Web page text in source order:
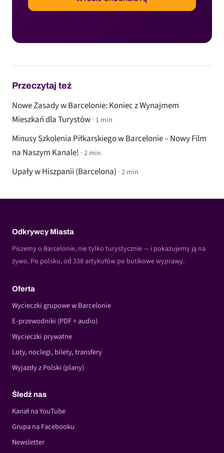
Przeczytaj też
Nowe Zasady w Barcelonie: Koniec z Wynajmem
Mieszkań dla Turystów · 1 min
Minusy Szkolenia Piłkarskiego w Barcelonie – Nowy Film
na Naszym Kanale! · 2 min
Upały w Hiszpanii (Barcelona) · 2 min
Odkrywcy Miasta
Piszemy o Barcelonie, nie tylko turystycznie — i pokazujemy ją na
żywo. Po polsku, od 338 artykułów po butikowe wyprawy.
Oferta
Wycieczki grupowe w Barcelonie
E-przewodniki (PDF + audio)
Wycieczki prywatne
Loty, noclegi, bilety, transfery
Wyjazdy z Polski (plany)
Śledź nas
Kanał na YouTube
Grupa na Facebooku
Newsletter